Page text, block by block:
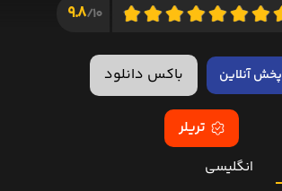
10/
9.8
پخش آنلاین باکس دانلود
تریلر
انگلیسی